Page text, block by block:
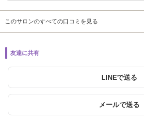
このサロンのすべての口コミを見る
友達に共有
LINEで送る
メールで送る